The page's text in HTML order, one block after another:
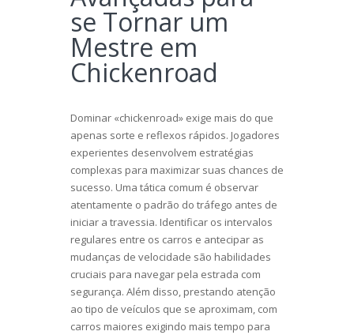
se Tornar um
Mestre em
Chickenroad
Dominar «chickenroad» exige mais do que
apenas sorte e reflexos rápidos. Jogadores
experientes desenvolvem estratégias
complexas para maximizar suas chances de
sucesso. Uma tática comum é observar
atentamente o padrão do tráfego antes de
iniciar a travessia. Identificar os intervalos
regulares entre os carros e antecipar as
mudanças de velocidade são habilidades
cruciais para navegar pela estrada com
segurança. Além disso, prestando atenção
ao tipo de veículos que se aproximam, com
carros maiores exigindo mais tempo para